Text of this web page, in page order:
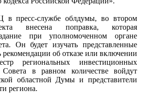
пресс-службе облдумы, во втором
внесена поправка, которая
при уполномоченном органе
Он будет изучать представленные
рекомендации об отказе или включении
региональных инвестиционных
в равном количестве войдут
областной Думы и представители
региона.